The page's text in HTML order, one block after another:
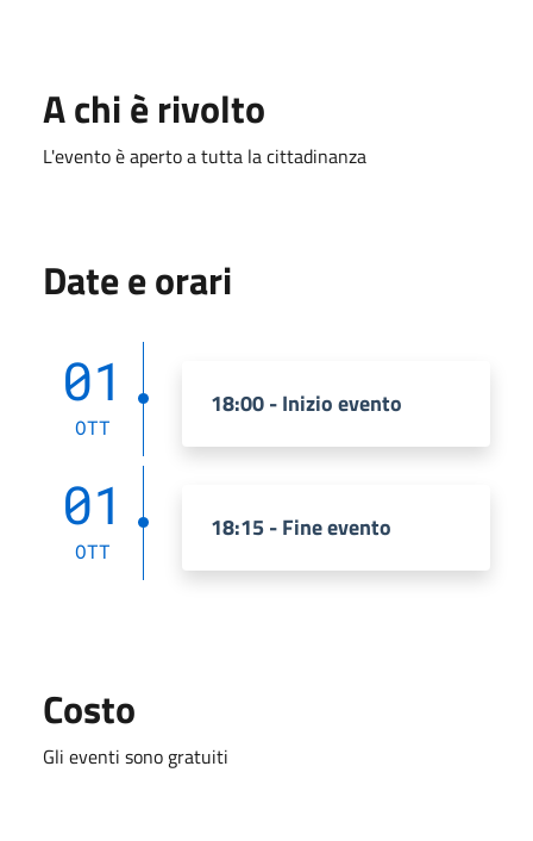
A chi è rivolto
L'evento è aperto a tutta la cittadinanza
Date e orari
01
OTT
18:00 - Inizio evento
01
OTT
18:15 - Fine evento
Costo
Gli eventi sono gratuiti